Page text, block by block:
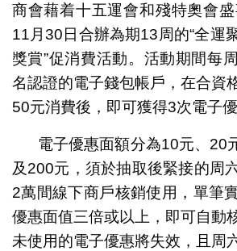
商會藉着十五運會和殘特奧會
11月30日合辦為期13周的“全運
獎賞”促消費活動。活動期間每
名認證的電子錢包帳戶，在合資
50元消費後，即可獲得3次電子優
電子優惠面額分為10元、20
及200元，須於抽取後緊接的周
2萬間線下商戶核銷使用，單筆
優惠面值三倍或以上，即可自動
未使用的電子優惠將失效，且周